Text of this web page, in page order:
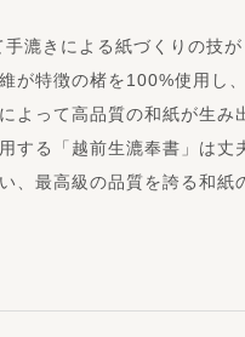
漉きによる紙づくりの技が
が特徴の楮を100%使用し
よって高品質の和紙が生み
する「越前生漉奉書」は丈
、最高級の品質を誇る和紙